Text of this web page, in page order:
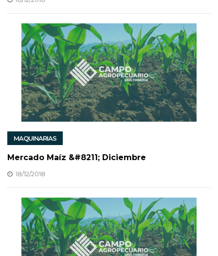
MAQUINARIAS
Mercado Maíz &#8211; Diciembre
18/12/2018